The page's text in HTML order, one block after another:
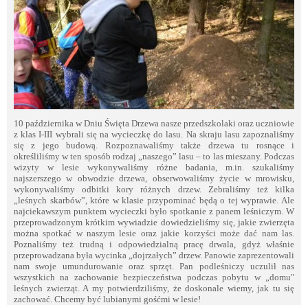
10 października w Dniu Święta Drzewa nasze przedszkolaki oraz uczniowie
z klas I-III wybrali się na wycieczkę do lasu. Na skraju lasu zapoznaliśmy
się z jego budową. Rozpoznawaliśmy także drzewa tu rosnące i
określiliśmy w ten sposób rodzaj „naszego” lasu – to las mieszany. Podczas
wizyty w lesie wykonywaliśmy różne badania, m.in. szukaliśmy
najszerszego w obwodzie drzewa, obserwowaliśmy życie w mrowisku,
wykonywaliśmy odbitki kory różnych drzew. Zebraliśmy też kilka
„leśnych skarbów”, które w klasie przypominać będą o tej wyprawie. Ale
najciekawszym punktem wycieczki było spotkanie z panem leśniczym. W
przeprowadzonym krótkim wywiadzie dowiedzieliśmy się, jakie zwierzęta
można spotkać w naszym lesie oraz jakie korzyści może dać nam las.
Poznaliśmy też trudną i odpowiedzialną pracę drwala, gdyż właśnie
przeprowadzana była wycinka „dojrzałych” drzew. Panowie zaprezentowali
nam swoje umundurowanie oraz sprzęt. Pan podleśniczy uczulił nas
wszystkich na zachowanie bezpieczeństwa podczas pobytu w „domu"
leśnych zwierząt. A my potwierdziliśmy, że doskonale wiemy, jak tu się
zachować. Chcemy być lubianymi gośćmi w lesie!